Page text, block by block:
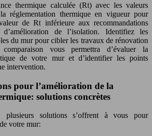
thermique calculée (Rt) avec les valeurs
réglementation thermique en vigueur pour
de Rt inférieure aux recommandations
de l’isolation. Identifiez les
du mur pour cibler les travaux de rénovation
comparaison vous permettra d’évaluer la
de votre mur et d’identifier les points
intervention.
pour l’amélioration de la
solutions concrètes
plusieurs solutions s’offrent à vous pour
votre mur: